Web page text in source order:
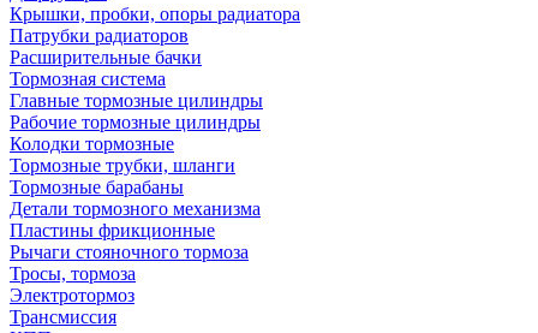
Крышки, пробки, опоры радиатора
Патрубки радиаторов
Расширительные бачки
Тормозная система
Главные тормозные цилиндры
Рабочие тормозные цилиндры
Колодки тормозные
Тормозные трубки, шланги
Тормозные барабаны
Детали тормозного механизма
Пластины фрикционные
Рычаги стояночного тормоза
Тросы, тормоза
Электротормоз
Трансмиссия